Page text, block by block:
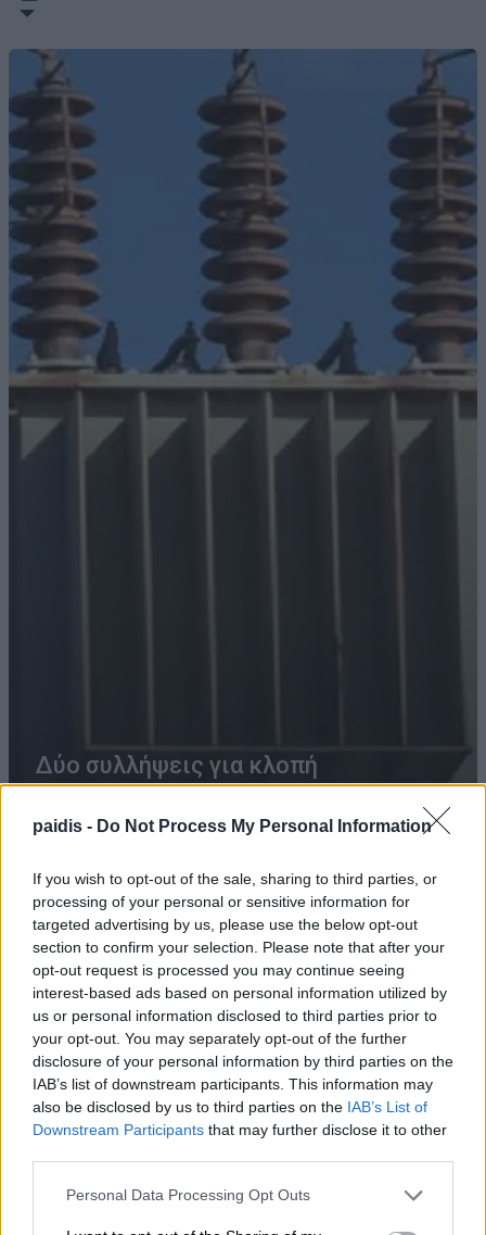
paidis - Do Not Process My Personal Information
If you wish to opt-out of the sale, sharing to third parties, or
processing of your personal or sensitive information for
targeted advertising by us, please use the below opt-out
section to confirm your selection. Please note that after your
opt-out request is processed you may continue seeing
interest-based ads based on personal information utilized by
us or personal information disclosed to third parties prior to
your opt-out. You may separately opt-out of the further
disclosure of your personal information by third parties on the
IAB’s list of downstream participants. This information may
also be disclosed by us to third parties on the IAB’s List of
Downstream Participants that may further disclose it to other
Personal Data Processing Opt Outs
Δύο συλλήψεις για κλοπή
μηχάνημα στον Τύρναβο
Συνελήφθη 50χρονος στην Ελασσόνα για
απόπειρα κλοπής
06/08/2026 , 11:45
Το κουμπί στο αυτοκίνητο που
χρησιμοποιούν λάθος σχεδόν όλοι οι
οδηγοί – Και όμως μπορεί να κάνει